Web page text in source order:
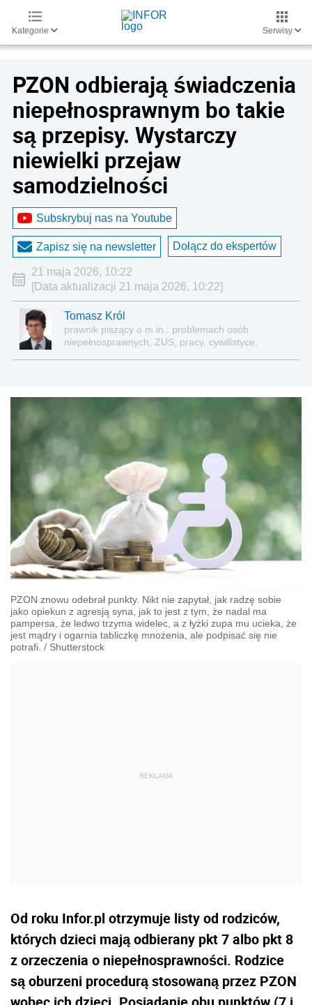
Kategorie Serwisy
PZON odbierają świadczenia
niepełnosprawnym bo takie
są przepisy. Wystarczy
niewielki przejaw
samodzielności
Subskrybuj nas na Youtube
Zapisz się na newsletter Dołącz do ekspertów
21 maja 2026, 10:22
[Data aktualizacji 21 maja 2026, 10:22]
Tomasz Król
prawnik piszący o m.in.: problemach osób
niepełnosprawnych, ZUS, pracy, cywilistyce,
PZON znowu odebrał punkty. Nikt nie zapytał, jak radzę sobie
jako opiekun z agresją syna, jak to jest z tym, że nadal ma
pampersa, że ledwo trzyma widelec, a z łyżki zupa mu ucieka, że
jest mądry i ogarnia tabliczkę mnożenia, ale podpisać się nie
potrafi. / Shutterstock
Od roku Infor.pl otrzymuje listy od rodziców,
których dzieci mają odbierany pkt 7 albo pkt 8
z orzeczenia o niepełnosprawności. Rodzice
są oburzeni procedurą stosowaną przez PZON